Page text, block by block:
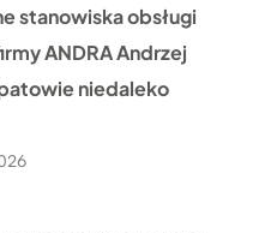
stanowiska obsługi
ANDRA Andrzej
niedaleko